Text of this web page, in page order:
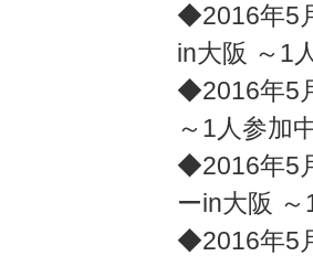
◆2016年5
in大阪 ～1
◆2016年5
～1人参加
◆2016年5
ーin大阪
◆2016年5